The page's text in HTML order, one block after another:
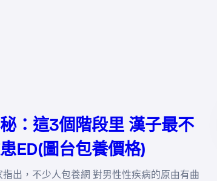
：這3個階段里 漢子最不
ED(圖台包養價格)
指出，不少人包養網 對男性性疾病的原由有曲